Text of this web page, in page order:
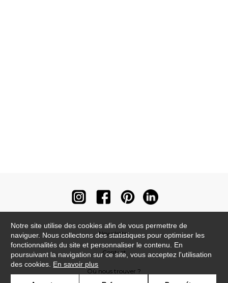
Newsletter
Contact
Où nous trouver ?
Notre site utilise des cookies afin de vous permettre de
naviguer. Nous collectons des statistiques pour optimiser les
fonctionnalités du site et personnaliser le contenu. En
poursuivant la navigation sur ce site, vous acceptez l'utilisation
des cookies. En savoir plus